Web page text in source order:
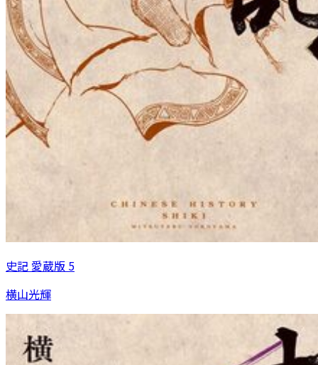
史記 愛蔵版 5
横山光輝